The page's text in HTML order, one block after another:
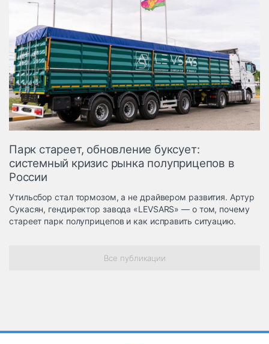
инфраструктура
Логистика, грузы
Негабаритные и
опасные грузы
Безопасность и
страхование
Таможня и ВЭД
терминалы
Коммерческий
транспорт
Парк стареет, обновление буксует:
системный кризис рынка полуприцепов в
России
Утильсбор стал тормозом, а не драйвером развития. Артур
Сукасян, гендиректор завода «LEVSARS» — о том, почему
стареет парк полуприцепов и как исправить ситуацию.
Все публикации